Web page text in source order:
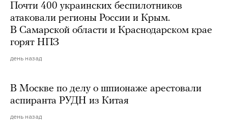
Почти 400 украинских беспилотников
атаковали регионы России и Крым.
В Самарской области и Краснодарском крае
горят НПЗ
день назад
В Москве по делу о шпионаже арестовали
аспиранта РУДН из Китая
день назад